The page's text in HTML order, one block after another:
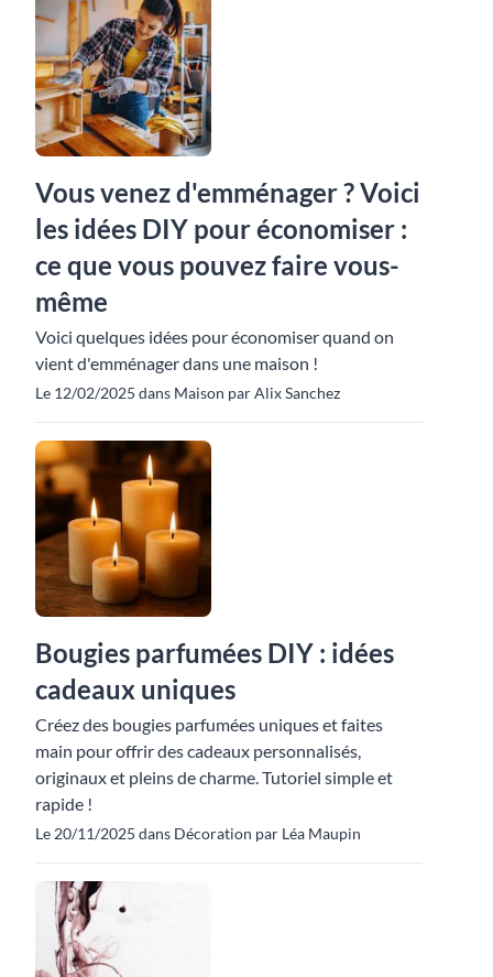
Vous venez d'emménager ? Voici
les idées DIY pour économiser :
ce que vous pouvez faire vous-
même
Voici quelques idées pour économiser quand on
vient d'emménager dans une maison !
Le 12/02/2025 dans Maison par Alix Sanchez
Bougies parfumées DIY : idées
cadeaux uniques
Créez des bougies parfumées uniques et faites
main pour offrir des cadeaux personnalisés,
originaux et pleins de charme. Tutoriel simple et
rapide !
Le 20/11/2025 dans Décoration par Léa Maupin